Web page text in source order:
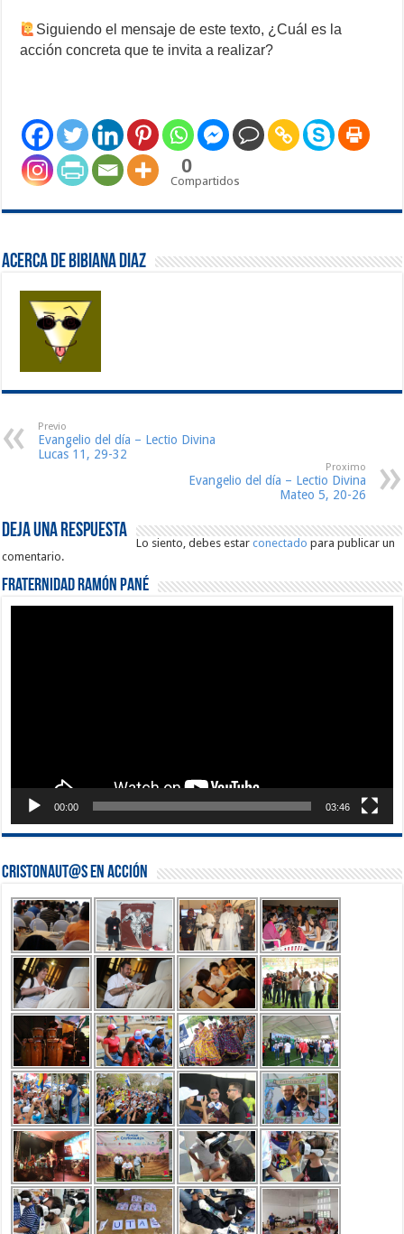
Siguiendo el mensaje de este texto, ¿Cuál es la
acción concreta que te invita a realizar?
0
Compartidos
Acerca de Bibiana Diaz
Previo
Evangelio del día – Lectio Divina
Lucas 11, 29-32
Proximo
Evangelio del día – Lectio Divina
Mateo 5, 20-26
Deja una respuesta
Lo siento, debes estarconectado para publicar un
comentario.
Fraternidad Ramón Pané
00:00 03:46
Cristonaut@s en Acción